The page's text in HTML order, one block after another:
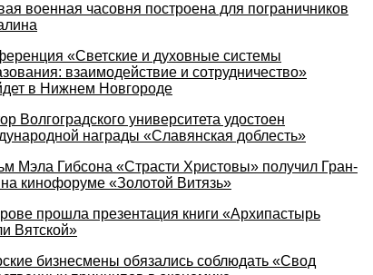
военная часовня построена для пограничников
«Светские и духовные системы
взаимодействие и сотрудничество»
в Нижнем Новгороде
Волгоградского университета удостоен
награды «Славянская доблесть»
Мэла Гибсона «Страсти Христовы» получил Гран-
кинофоруме «Золотой Витязь»
прошла презентация книги «Архипастырь
Вятской»
бизнесмены обязались соблюдать «Свод